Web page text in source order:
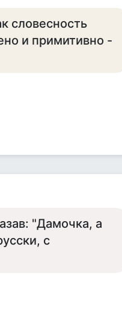
и примитивно -
"Дамочка, а
с